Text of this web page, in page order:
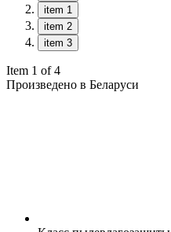
item 1
item 2
item 3
Item 1 of 4
Произведено в Беларуси